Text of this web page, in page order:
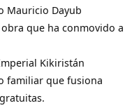
Mauricio Dayub
que ha conmovido a
Kikiristán
familiar que fusiona